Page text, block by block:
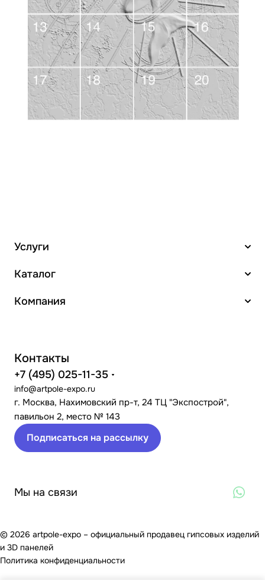
Услуги
Каталог
Компания
Контакты
+7 (495) 025-11-35
info@artpole-expo.ru
г. Москва, Нахимовский пр-т, 24 ТЦ "Экспострой",
павильон 2, место № 143
Подписаться на рассылку
Мы на связи
© 2026 artpole-expo – официальный продавец гипсовых изделий
и 3D панелей
Политика конфиденциальности